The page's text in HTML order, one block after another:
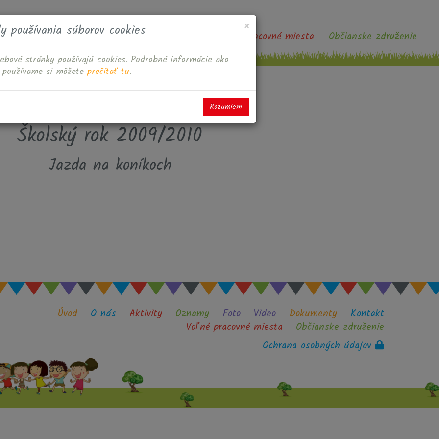
Foto Video Dokumenty Voľné pracovné miesta Občianske združenie
Fotoalbum
Školský rok 2009/2010
Jazda na koníkoch
Úvod O nás Aktivity Oznamy Foto Video Dokumenty
Kontakt
Voľné pracovné miesta
Občianske združenie
Ochrana osobných údajov
×
používania súborov cookies
stránky používajú cookies. Podrobné informácie ako
používame si môžeteprečítať tu.
Rozumiem